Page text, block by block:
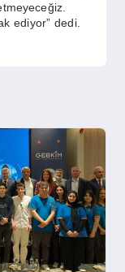
ediyor” dedi.